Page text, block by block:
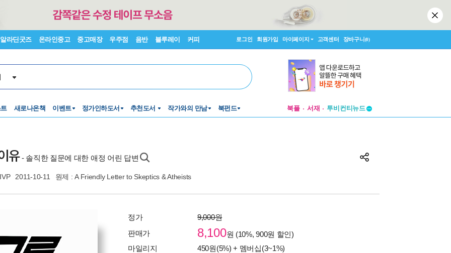
알라딘굿즈 온라인중고 중고매장 우주점 음반 블루레이 커피 로그인 회원가입 마이페이지 고객센터 장바구니(0)
새로나온책 이벤트 정가인하도서 추천도서 작가와의 만남 북펀드 북플 서재
창작플랫폼
유- 솔직한 질문에 대한 애정 어린 답변
IVP 2011-10-11 원제 : A Friendly Letter to Skeptics & Atheists
정가
9,000원
판매가
8,100원 (10%, 900원 할인)
마일리지
450원(5%) + 멤버십(3~1%)